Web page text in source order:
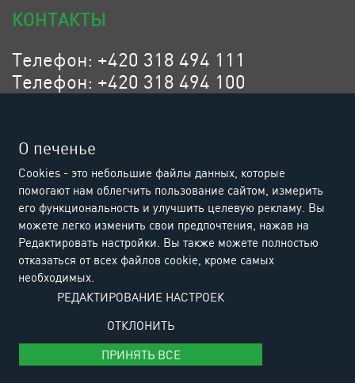
КОНТАКТЫ
Телефон: +420 318 494 111
Телефон: +420 318 494 100
Euro SITEX s.r.o.
Czech Republic
© Copyright 2026 Euro SITEX |Cookies
О печенье
Cookies - это небольшие файлы данных, которые
помогают нам облегчить пользование сайтом, измерить
его функциональность и улучшить целевую рекламу. Вы
можете легко изменить свои предпочтения, нажав на
Редактировать настройки. Вы также можете полностью
отказаться от всех файлов cookie, кроме самых
необходимых.
РЕДАКТИРОВАНИЕ НАСТРОЕК
ОТКЛОНИТЬ
ПРИНЯТЬ ВСЕ